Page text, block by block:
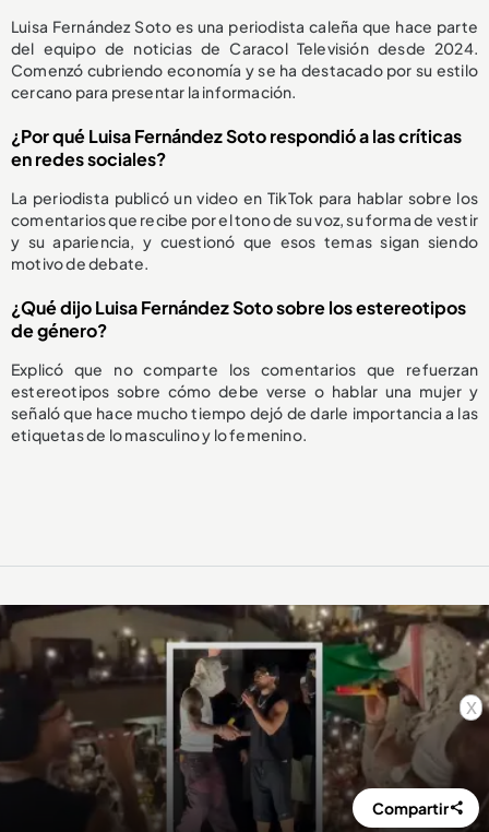
x
Luisa Fernández Soto es una periodista caleña que hace parte
del equipo de noticias de Caracol Televisión desde 2024.
Comenzó cubriendo economía y se ha destacado por su estilo
cercano para presentar la información.
¿Por qué Luisa Fernández Soto respondió a las críticas
en redes sociales?
La periodista publicó un video en TikTok para hablar sobre los
comentarios que recibe por el tono de su voz, su forma de vestir
y su apariencia, y cuestionó que esos temas sigan siendo
motivo de debate.
¿Qué dijo Luisa Fernández Soto sobre los estereotipos
de género?
Explicó que no comparte los comentarios que refuerzan
estereotipos sobre cómo debe verse o hablar una mujer y
señaló que hace mucho tiempo dejó de darle importancia a las
etiquetas de lo masculino y lo femenino.
Compartir